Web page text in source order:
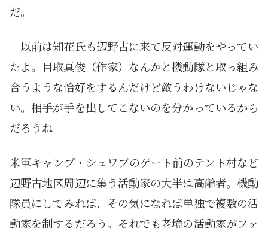
だ。
「以前は知花氏も辺野古に来て反対運動をやってい
たよ。目取真俊（作家）なんかと機動隊と取っ組み
合うような恰好をするんだけど敵うわけないじゃな
い。相手が手を出してこないのを分かっているから
だろうね」
米軍キャンプ・シュワブのゲート前のテント村など
辺野古地区周辺に集う活動家の大半は高齢者。機動
隊員にしてみれば、その気になれば単独で複数の活
動家を制するだろう。それでも老境の活動家がファ